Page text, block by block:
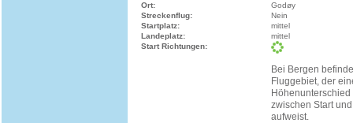
Ort:
Godøy
Streckenflug:
Nein
Startplatz:
mittel
Landeplatz:
mittel
Start Richtungen:
Bei Bergen
Fluggebiet, der
zwischen Start
aufweist.